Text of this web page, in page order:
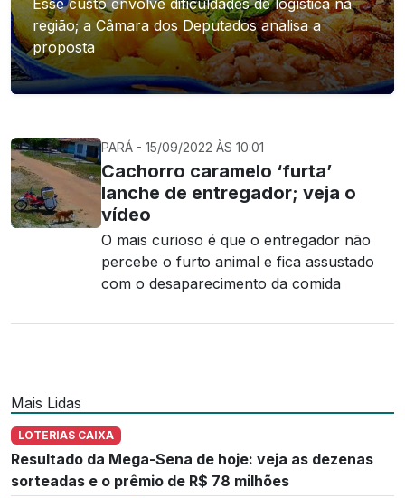
Esse custo envolve dificuldades de logística na
região; a Câmara dos Deputados analisa a
proposta
PARÁ - 15/09/2022 ÀS 10:01
Cachorro caramelo ‘furta’
lanche de entregador; veja o
vídeo
O mais curioso é que o entregador não
percebe o furto animal e fica assustado
com o desaparecimento da comida
Mais Lidas
LOTERIAS CAIXA
Resultado da Mega-Sena de hoje: veja as dezenas
sorteadas e o prêmio de R$ 78 milhões